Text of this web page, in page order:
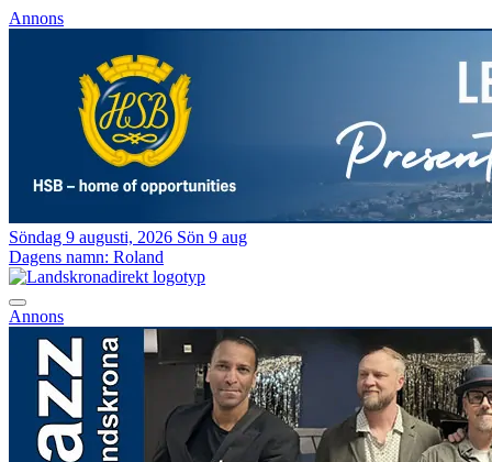
Annons
Söndag 9 augusti, 2026 Sön 9 aug
Dagens namn: Roland
Annons